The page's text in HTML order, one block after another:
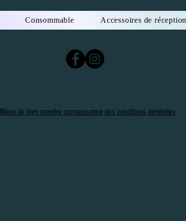
Consommable Accessoires de réception
Merci de bien prendre connaissance des conditions générales